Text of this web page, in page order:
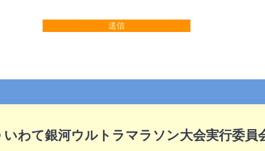
送信
わて銀河ウルトラマラソン大会実行委員